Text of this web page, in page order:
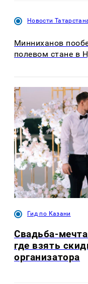
Новости
Минниханов
полевом стане в
Гид по Казани
Свадьба-
где взять
организатора